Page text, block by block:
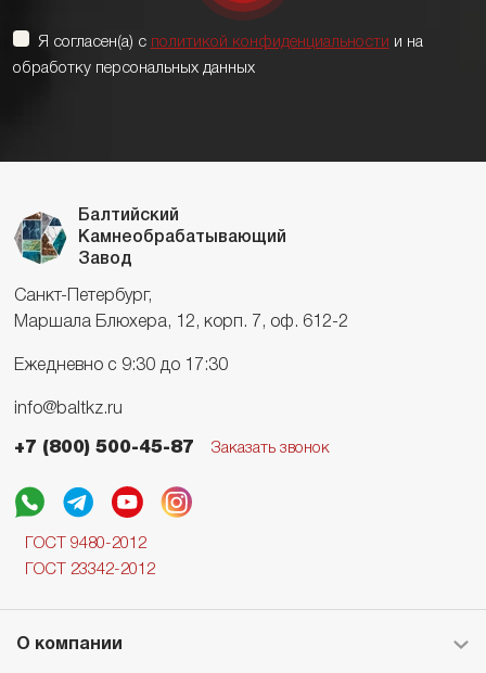
Я согласен(а) с политикой конфиденциальности и на
обработку персональных данных
Балтийский
Камнеобрабатывающий
Завод
Санкт-Петербург,
Маршала Блюхера, 12, корп. 7, оф. 612-2
Ежедневно с 9:30 до 17:30
info@baltkz.ru
+7 (800) 500-45-87 Заказать звонок
ГОСТ 9480-2012
ГОСТ 23342-2012
О компании